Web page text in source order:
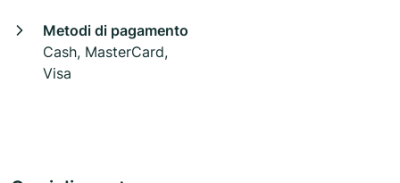
Metodi di pagamento
Cash, MasterCard,
Visa